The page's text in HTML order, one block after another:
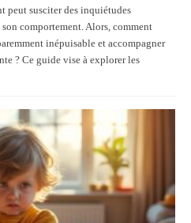
peut susciter des inquiétudes
comportement. Alors, comment
inépuisable et accompagner
? Ce guide vise à explorer les